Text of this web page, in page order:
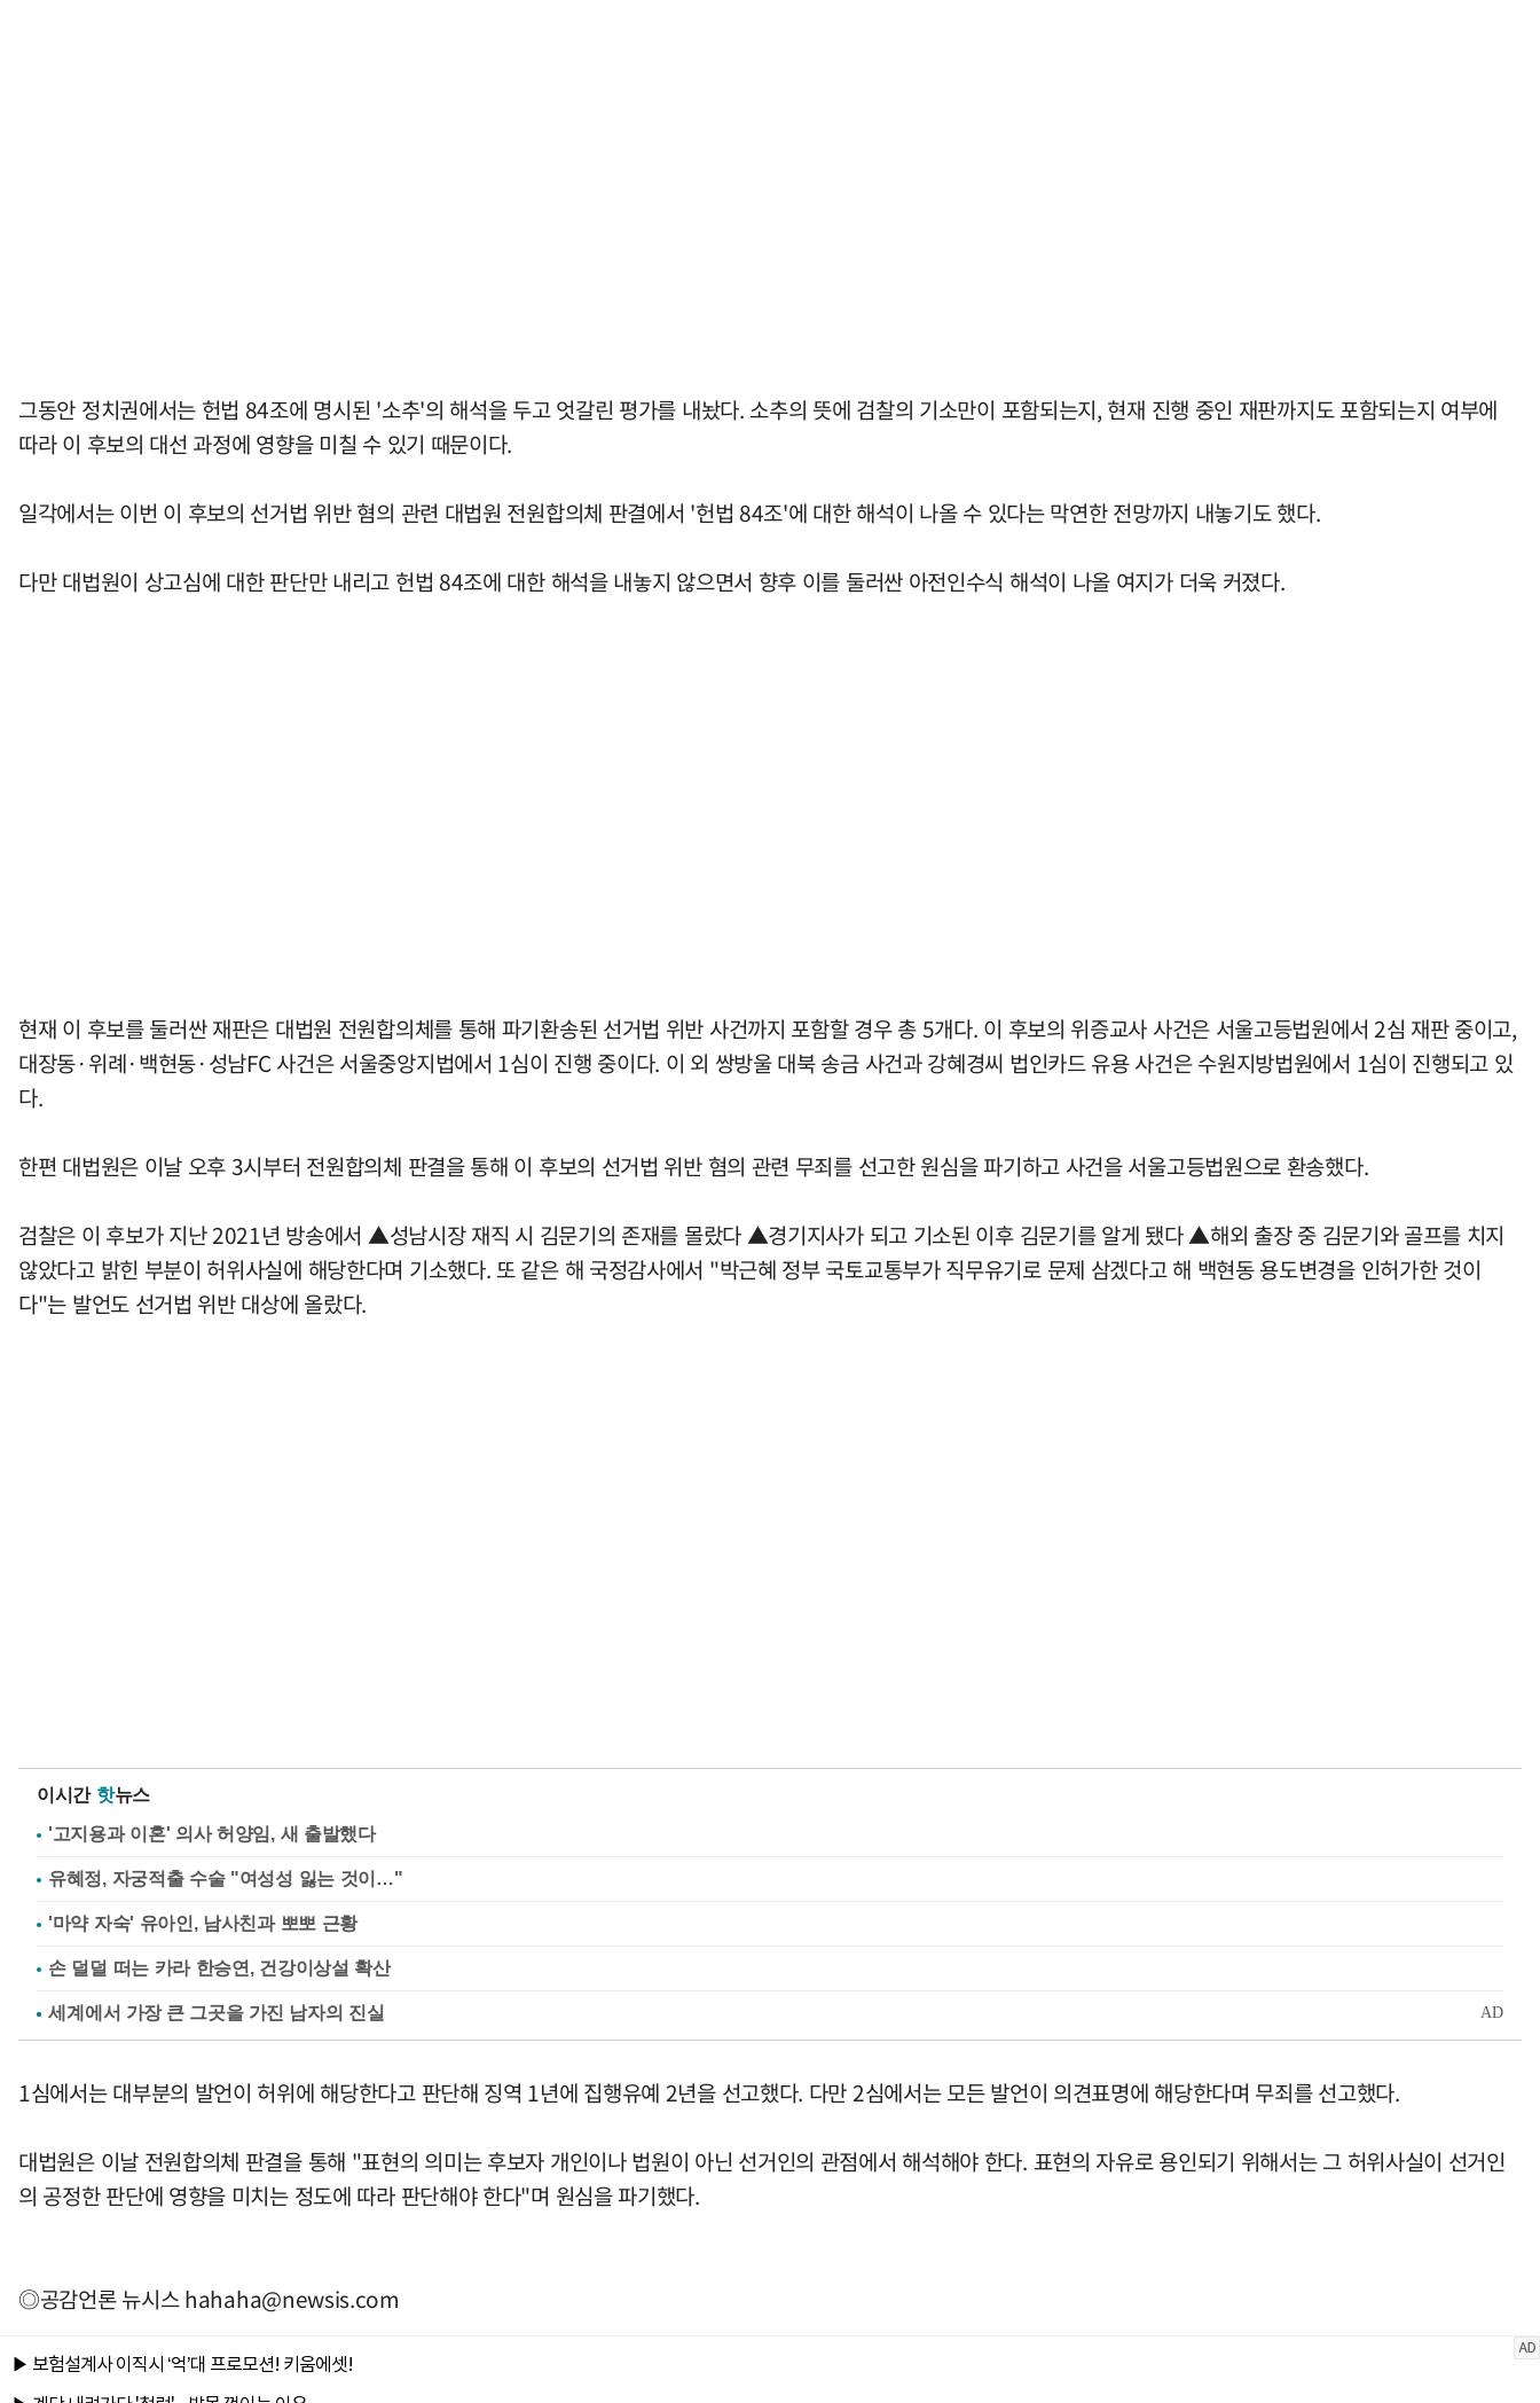
그동안 정치권에서는 헌법 84조에 명시된 '소추'의 해석을 두고 엇갈린 평가를 내놨다. 소추의 뜻에 검찰의 기소만이 포함되는지, 현재 진행 중인 재판까지도 포함되는지 여부에
따라 이 후보의 대선 과정에 영향을 미칠 수 있기 때문이다.
일각에서는 이번 이 후보의 선거법 위반 혐의 관련 대법원 전원합의체 판결에서 '헌법 84조'에 대한 해석이 나올 수 있다는 막연한 전망까지 내놓기도 했다.
다만 대법원이 상고심에 대한 판단만 내리고 헌법 84조에 대한 해석을 내놓지 않으면서 향후 이를 둘러싼 아전인수식 해석이 나올 여지가 더욱 커졌다.
현재 이 후보를 둘러싼 재판은 대법원 전원합의체를 통해 파기환송된 선거법 위반 사건까지 포함할 경우 총 5개다. 이 후보의 위증교사 사건은 서울고등법원에서 2심 재판 중이고,
대장동·위례·백현동·성남FC 사건은 서울중앙지법에서 1심이 진행 중이다. 이 외 쌍방울 대북 송금 사건과 강혜경씨 법인카드 유용 사건은 수원지방법원에서 1심이 진행되고 있
다.
한편 대법원은 이날 오후 3시부터 전원합의체 판결을 통해 이 후보의 선거법 위반 혐의 관련 무죄를 선고한 원심을 파기하고 사건을 서울고등법원으로 환송했다.
검찰은 이 후보가 지난 2021년 방송에서 ▲성남시장 재직 시 김문기의 존재를 몰랐다 ▲경기지사가 되고 기소된 이후 김문기를 알게 됐다 ▲해외 출장 중 김문기와 골프를 치지
않았다고 밝힌 부분이 허위사실에 해당한다며 기소했다. 또 같은 해 국정감사에서 "박근혜 정부 국토교통부가 직무유기로 문제 삼겠다고 해 백현동 용도변경을 인허가한 것이
다"는 발언도 선거법 위반 대상에 올랐다.
이시간 핫뉴스
'고지용과 이혼' 의사 허양임, 새 출발했다
유혜정, 자궁적출 수술 "여성성 잃는 것이…"
'마약 자숙' 유아인, 남사친과 뽀뽀 근황
손 덜덜 떠는 카라 한승연, 건강이상설 확산
1심에서는 대부분의 발언이 허위에 해당한다고 판단해 징역 1년에 집행유예 2년을 선고했다. 다만 2심에서는 모든 발언이 의견표명에 해당한다며 무죄를 선고했다.
대법원은 이날 전원합의체 판결을 통해 "표현의 의미는 후보자 개인이나 법원이 아닌 선거인의 관점에서 해석해야 한다. 표현의 자유로 용인되기 위해서는 그 허위사실이 선거인
의 공정한 판단에 영향을 미치는 정도에 따라 판단해야 한다"며 원심을 파기했다.
◎공감언론 뉴시스hahaha@newsis.com